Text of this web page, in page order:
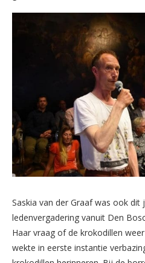
Saskia van der Graaf was ook dit
ledenvergadering vanuit Den
Haar vraag of de krokodillen
wekte in eerste instantie